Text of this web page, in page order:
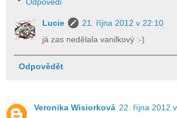
Odpovědi
Lucie
21. října 2012 v 22:10
já zas nedělala vanilkový :-)
Odpovědět
Veronika Wisiorková 22. října 2012